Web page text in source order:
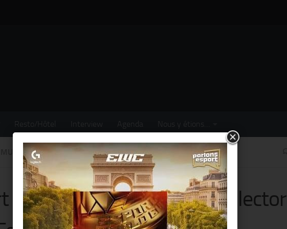
Resto/Hôtel Interview Agenda Nous y étions…
MUSIQUE / NOUS Y ÉTIONS... / SORTIR
de revisiter le Tee-shirt collector